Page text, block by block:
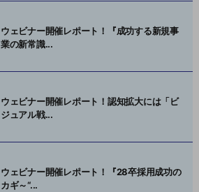
ウェビナー開催レポート！『成功する新規事
業の新常識...
ウェビナー開催レポート！認知拡大には「ビ
ジュアル戦...
ウェビナー開催レポート！『28卒採用成功の
カギ～“...